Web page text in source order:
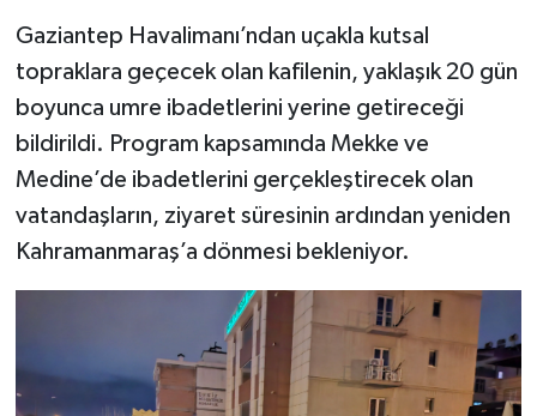
Gaziantep Havalimanı’ndan uçakla kutsal
topraklara geçecek olan kafilenin, yaklaşık 20 gün
boyunca umre ibadetlerini yerine getireceği
bildirildi. Program kapsamında Mekke ve
Medine’de ibadetlerini gerçekleştirecek olan
vatandaşların, ziyaret süresinin ardından yeniden
Kahramanmaraş’a dönmesi bekleniyor.